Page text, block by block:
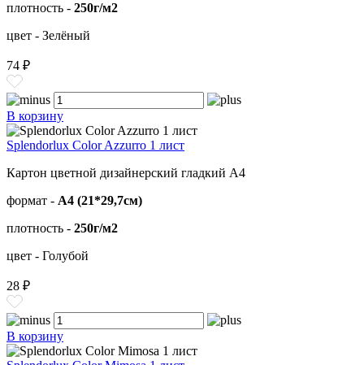
плотность - 250г/м2
цвет - Зелёный
74 ₽
В корзину
Splendorlux Color Azzurro 1 лист
Картон цветной дизайнерский гладкий А4
формат - А4 (21*29,7см)
плотность - 250г/м2
цвет - Голубой
28 ₽
В корзину